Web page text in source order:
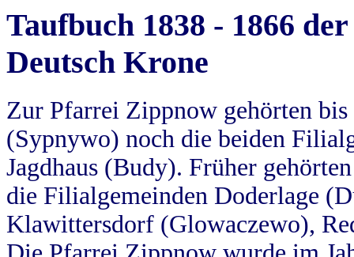
Taufbuch 1838 - 1866
Deutsch Krone
Zur Pfarrei Zippnow gehörten
(Sypnywo) noch die beiden
Jagdhaus (Budy). Früher
die Filialgemeinden Doderlage
Klawittersdorf (Glowaczewo),